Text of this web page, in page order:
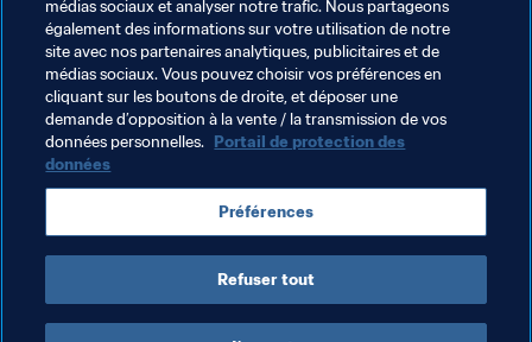
Thèmes en lien
France
médias sociaux et analyser notre trafic. Nous partageons
également des informations sur votre utilisation de notre
site avec nos partenaires analytiques, publicitaires et de
médias sociaux. Vous pouvez choisir vos préférences en
cliquant sur les boutons de droite, et déposer une
demande d’opposition à la vente / la transmission de vos
données personnelles. Portail de protection des
données
Préférences
Refuser tout